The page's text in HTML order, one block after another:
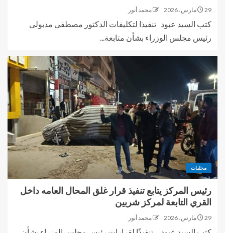
29 مارس، 2026 محمد أنور
كتب السيد عبود تنفيذا لتكليفات الدكتور مصطفى مدبولى
رئيس مجلس الوزراء بشأن متابعة...
محليات
رئيس المركز يتابع تنفيذ قرار غلق المحال العامه داخل
القري التابعة لمركز شربين
29 مارس، 2026 محمد أنور